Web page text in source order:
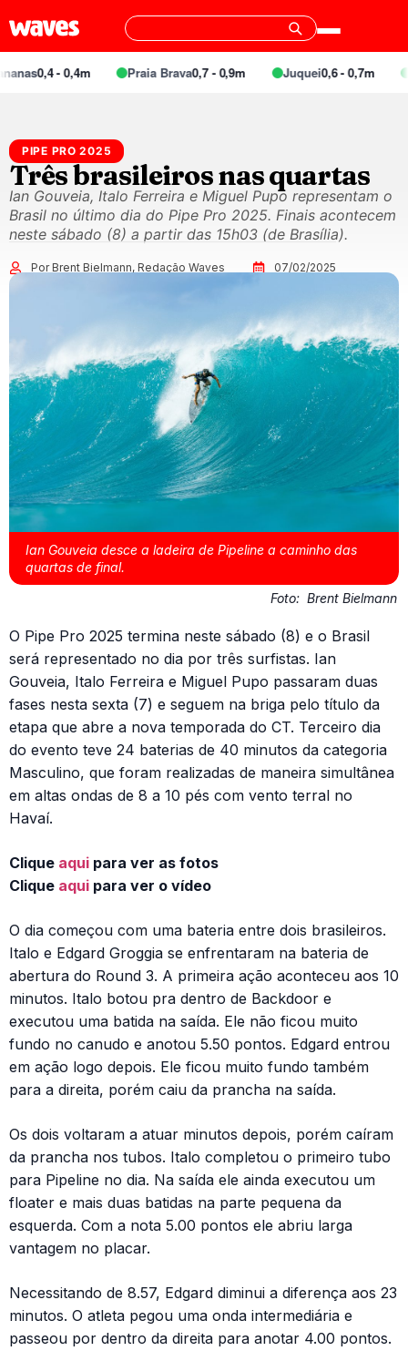
- 0,4m Praia Brava0,7 - 0,9m Juquei0,6 - 0,7m Barra
PIPE PRO 2025
Três brasileiros nas quartas
Ian Gouveia, Italo Ferreira e Miguel Pupo representam o
Brasil no último dia do Pipe Pro 2025. Finais acontecem
neste sábado (8) a partir das 15h03 (de Brasília).
Por Brent Bielmann, Redação Waves 07/02/2025
Ian Gouveia desce a ladeira de Pipeline a caminho das
quartas de final.
Foto: Brent Bielmann
O Pipe Pro 2025 termina neste sábado (8) e o Brasil
será representado no dia por três surfistas. Ian
Gouveia, Italo Ferreira e Miguel Pupo passaram duas
fases nesta sexta (7) e seguem na briga pelo título da
etapa que abre a nova temporada do CT. Terceiro dia
do evento teve 24 baterias de 40 minutos da categoria
Masculino, que foram realizadas de maneira simultânea
em altas ondas de 8 a 10 pés com vento terral no
Havaí.
Clique aqui para ver as fotos
Clique aqui para ver o vídeo
O dia começou com uma bateria entre dois brasileiros.
Italo e Edgard Groggia se enfrentaram na bateria de
abertura do Round 3. A primeira ação aconteceu aos 10
minutos. Italo botou pra dentro de Backdoor e
executou uma batida na saída. Ele não ficou muito
fundo no canudo e anotou 5.50 pontos. Edgard entrou
em ação logo depois. Ele ficou muito fundo também
para a direita, porém caiu da prancha na saída.
Os dois voltaram a atuar minutos depois, porém caíram
da prancha nos tubos. Italo completou o primeiro tubo
para Pipeline no dia. Na saída ele ainda executou um
floater e mais duas batidas na parte pequena da
esquerda. Com a nota 5.00 pontos ele abriu larga
vantagem no placar.
Necessitando de 8.57, Edgard diminui a diferença aos 23
minutos. O atleta pegou uma onda intermediária e
passeou por dentro da direita para anotar 4.00 pontos.